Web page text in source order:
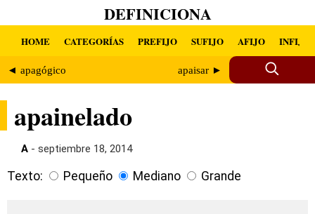
DEFINICIONA
HOME CATEGORÍAS PREFIJO SUFIJO AFIJO INFIJO
◄ apagógico apaisar ►
apainelado
A - septiembre 18, 2014
Texto: Pequeño Mediano Grande